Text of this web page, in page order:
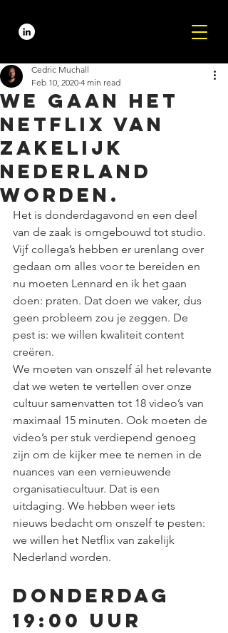
We gaan het
Netflix van
zakelijk
Nederland
worden.
Cedric Muchall
Feb 10, 2020 4 min read
Het is donderdagavond en een deel
van de zaak is omgebouwd tot studio.
Vijf collega’s hebben er urenlang over
gedaan om alles voor te bereiden en
nu moeten Lennard en ik het gaan
doen: praten. Dat doen we vaker, dus
geen probleem zou je zeggen. De
pest is: we willen kwaliteit content
creëren.
We moeten van onszelf ál het relevante
dat we weten te vertellen over onze
cultuur samenvatten tot 18 video’s van
maximaal 15 minuten. Ook moeten de
video’s per stuk verdiepend genoeg
zijn om de kijker mee te nemen in de
nuances van een vernieuwende
organisatiecultuur. Dat is een
uitdaging. We hebben weer iets
nieuws bedacht om onszelf te pesten:
we willen het Netflix van zakelijk
Nederland worden.
Donderdag
19:00 uur